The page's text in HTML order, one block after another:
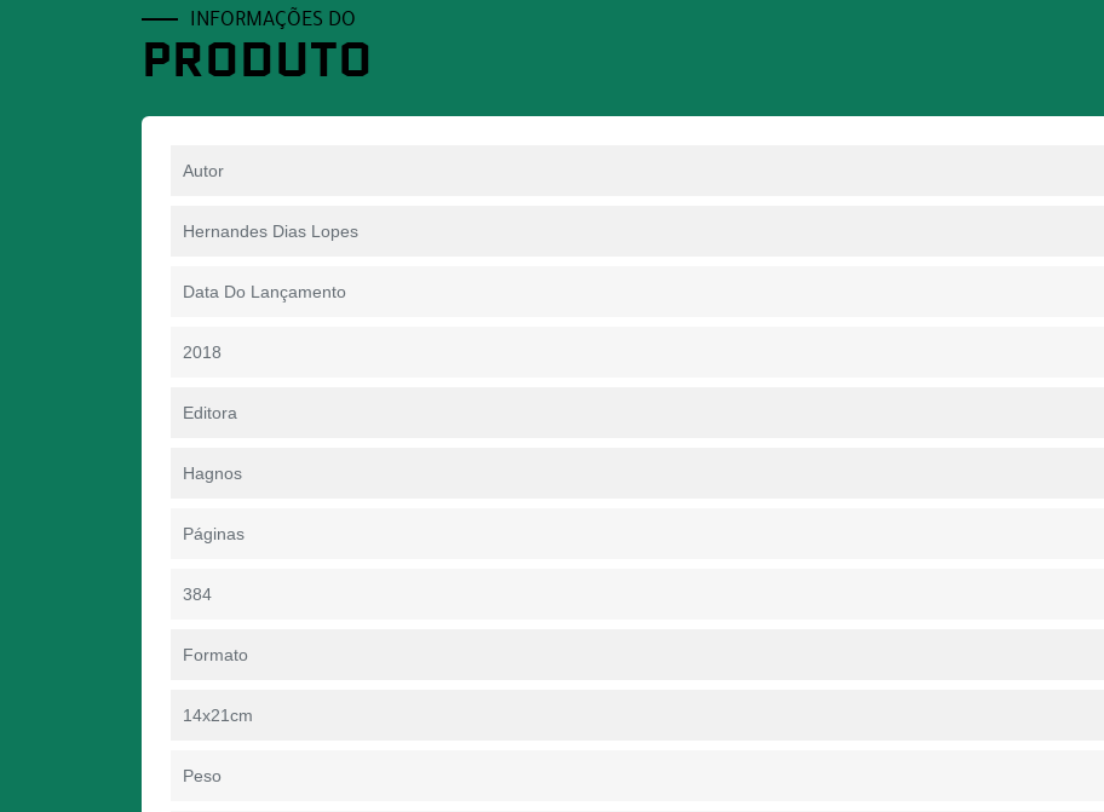
INFORMAÇÕES DO
PRODUTO
Autor
Hernandes Dias Lopes
Data Do Lançamento
2018
Editora
Hagnos
Páginas
384
Formato
14x21cm
Peso